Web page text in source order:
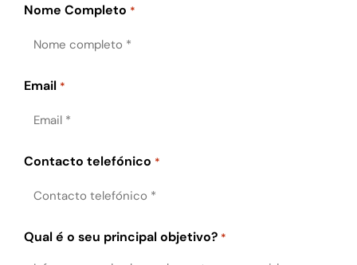
Nome Completo *
Email *
Contacto telefónico *
Qual é o seu principal objetivo? *